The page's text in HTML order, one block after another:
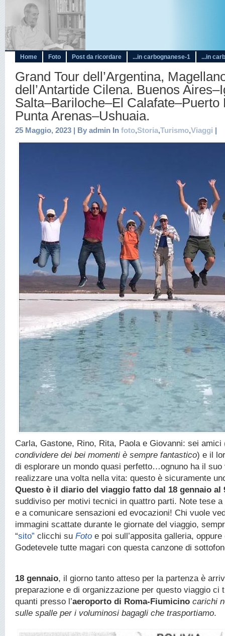
Home Foto Post da ricordare ...in carbognanese-1 ...in
Grand Tour dell’Argentina,
dell’Antartide Cilena. Buenos
Salta–Bariloche–El Calafate–Puerto
Punta Arenas–Ushuaia.
25 Maggio, 2023 | By admin In foto,Storia,Turismo,Viaggi |
Carla, Gastone, Rino, Rita, Paola e Giovanni: sei amici
condividere dei bei momenti è sempre fantastico) e il
di esplorare un mondo quasi perfetto…ognuno ha il suo
realizzare una volta nella vita: questo è sicuramente
Questo è il diario del viaggio fatto dal 18 gennaio al
suddiviso per motivi tecnici in quattro parti. Note tese
e a comunicare sensazioni ed evocazioni! Chi vuole
immagini scattate durante le giornate del viaggio,
“sito” clicchi su Foto e poi sull’apposita galleria, oppure
Godetevele tutte magari con questa canzone di
18 gennaio, il giorno tanto atteso per la partenza è
preparazione e di organizzazione per questo viaggio ci
quanti presso l’aeroporto di Roma-Fiumicino carichi
sulle spalle per i voluminosi bagagli che trasportiamo.